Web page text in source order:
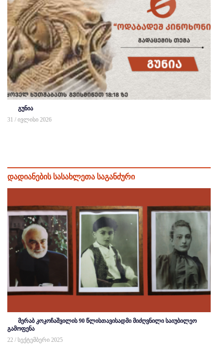
გუნია
31 / ივლისი 2026
დადიანების სასახლეთა საგანძური
მერაბ კოკოჩაშვილის 90 წლისთავისადმი მიძღვნილი საიუბილეო
გამოფენა
22 / სექტემბერი 2025